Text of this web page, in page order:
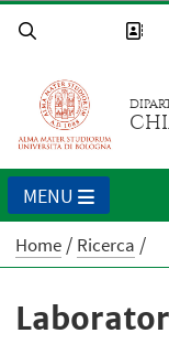
MENU
Home Ricerca